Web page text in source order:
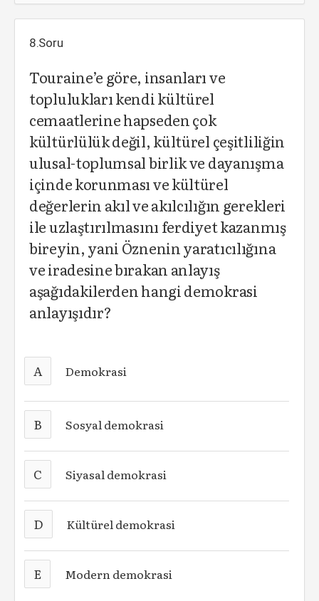
8.Soru
Touraine’e göre, insanları ve
toplulukları kendi kültürel
cemaatlerine hapseden çok
kültürlülük değil, kültürel çeşitliliğin
ulusal-toplumsal birlik ve dayanışma
içinde korunması ve kültürel
değerlerin akıl ve akılcılığın gerekleri
ile uzlaştırılmasını ferdiyet kazanmış
bireyin, yani Öznenin yaratıcılığına
ve iradesine bırakan anlayış
aşağıdakilerden hangi demokrasi
anlayışıdır?
A Demokrasi
B Sosyal demokrasi
C Siyasal demokrasi
D Kültürel demokrasi
E Modern demokrasi